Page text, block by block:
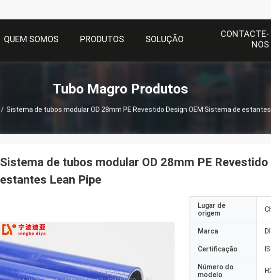
QUEM SOMOS PRODUTOS SOLUÇÃO
CONTACTE-
NOS
Tubo Magro Produtos
/ Sistema de tubos modular OD 28mm PE Revestido Design OEM Sistema de estantes
Sistema de tubos modular OD 28mm PE
estantes Lean Pipe
Lugar de
origem
Marca
Certificação
Número do
modelo